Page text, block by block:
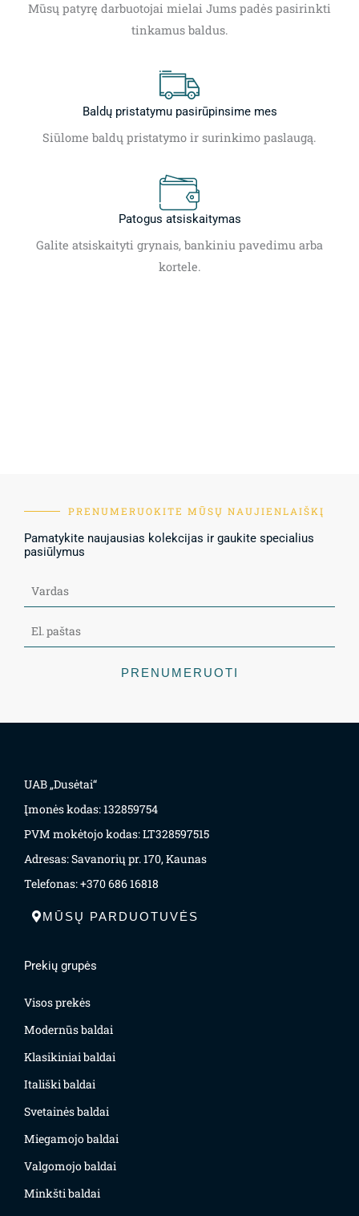
Mūsų patyrę darbuotojai mielai Jums padės pasirinkti
tinkamus baldus.
Baldų pristatymu pasirūpinsime mes
Siūlome baldų pristatymo ir surinkimo paslaugą.
Patogus atsiskaitymas
Galite atsiskaityti grynais, bankiniu pavedimu arba
kortele.
PRENUMERUOKITE MŪSŲ NAUJIENLAIŠKĮ
Pamatykite naujausias kolekcijas ir gaukite specialius
pasiūlymus
PRENUMERUOTI
UAB „Dusėtai“
Įmonės kodas: 132859754
PVM mokėtojo kodas: LT328597515
Adresas: Savanorių pr. 170, Kaunas
Telefonas: +370 686 16818
MŪSŲ PARDUOTUVĖS
Prekių grupės
Visos prekės
Modernūs baldai
Klasikiniai baldai
Itališki baldai
Svetainės baldai
Miegamojo baldai
Valgomojo baldai
Minkšti baldai